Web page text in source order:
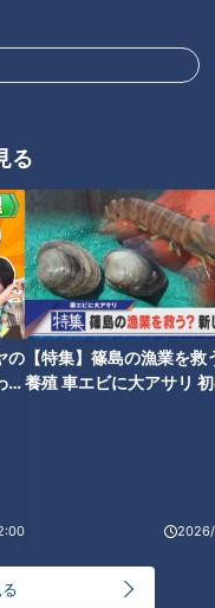
る
の
実
【特集】篠島の漁業を救
養殖 車エビに大アサリ
～
大好きなニオイ成分が
意。野外レジャーの際
きません。また、体内
す。その後、水道やミ